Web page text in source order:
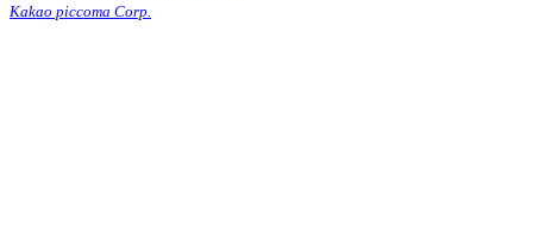
Kakao piccoma Corp.